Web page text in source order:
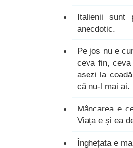
Italienii sunt
anecdotic.
Pe jos nu e
ceva fin,
așezi la
că nu-l mai ai.
Mâncarea e
Viața e și ea
Înghețata e